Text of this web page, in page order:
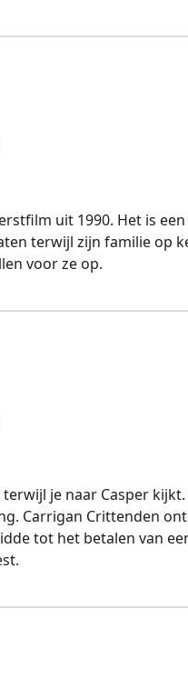
uit 1990. Het is
terwijl zijn familie op
voor ze op.
je naar Casper
Carrigan Crittenden
tot het betalen van